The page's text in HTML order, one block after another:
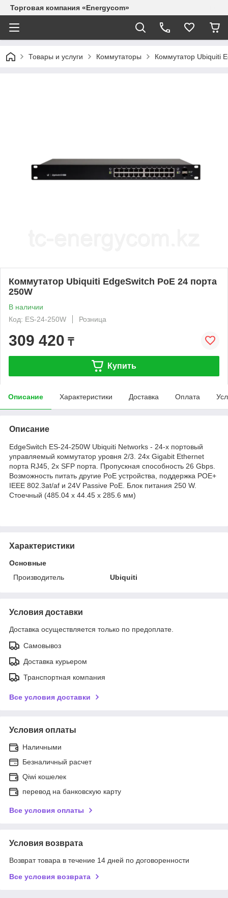
Торговая компания «Energycom»
Товары и услуги Коммутаторы Коммутатор Ubiquiti
Коммутатор Ubiquiti EdgeSwitch PoE 24 порта
250W
В наличии
Код: ES-24-250W
Розница
309 420 ₸
Купить
Описание Характеристики Доставка Оплата
Описание
EdgeSwitch ES-24-250W Ubiquiti Networks - 24-х портовый
управляемый коммутатор уровня 2/3. 24x Gigabit Ethernet
порта RJ45, 2x SFP порта. Пропускная способность 26 Gbps.
Возможность питать другие PoE устройства, поддержка POE+
IEEE 802.3at/af и 24V Passive PoE. Блок питания 250 W.
Стоечный (485.04 x 44.45 x 285.6 мм)
Характеристики
Основные
Производитель
Ubiquiti
Условия доставки
Доставка осуществляется только по предоплате.
Самовывоз
Доставка курьером
Транспортная компания
Все условия доставки
Условия оплаты
Наличными
Безналичный расчет
Qiwi кошелек
перевод на банковскую карту
Все условия оплаты
Условия возврата
Возврат товара в течение 14 дней по договоренности
Все условия возврата